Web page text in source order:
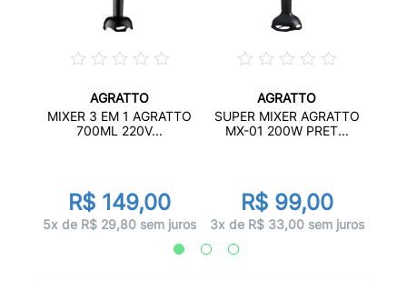
AGRATTO
MIXER 3 EM 1 AGRATTO
700ML 220V...
R$ 149,00
5x de R$ 29,80 sem juros
AGRATTO
SUPER MIXER AGRATTO
MX-01 200W PRET...
R$ 99,00
3x de R$ 33,00 sem juros